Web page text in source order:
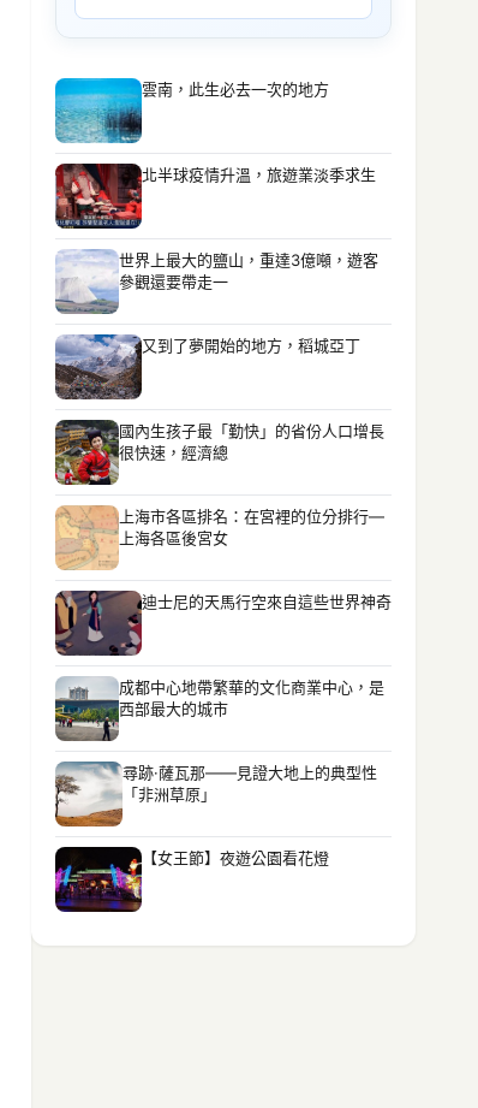
雲南，此生必去一次的地方
北半球疫情升溫，旅遊業淡季求生
世界上最大的鹽山，重達3億噸，遊客
參觀還要帶走一
又到了夢開始的地方，稻城亞丁
國內生孩子最「勤快」的省份人口增長
很快速，經濟總
上海市各區排名：在宮裡的位分排行—
上海各區後宮女
迪士尼的天馬行空來自這些世界神奇
成都中心地帶繁華的文化商業中心，是
西部最大的城市
尋跡·薩瓦那——見證大地上的典型性
「非洲草原」
【女王節】夜遊公園看花燈